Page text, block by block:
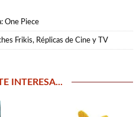
One Piece
Frikis, Réplicas de Cine y TV
INTERESA...